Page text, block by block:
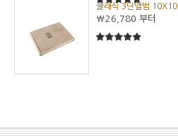
55중에서
클래식 3단앨범 10X10
₩26,780 부터